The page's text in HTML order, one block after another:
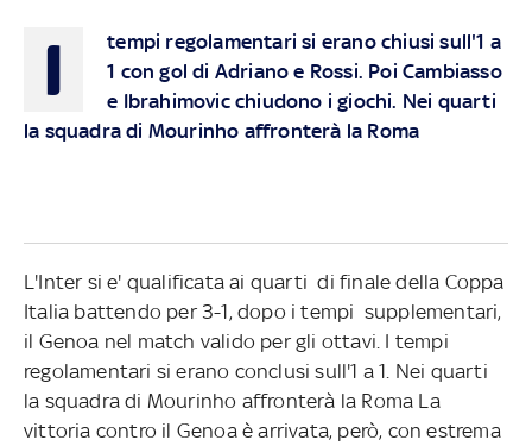
I
tempi regolamentari si erano chiusi sull'1 a
1 con gol di Adriano e Rossi. Poi Cambiasso
e Ibrahimovic chiudono i giochi. Nei quarti
la squadra di Mourinho affronterà la Roma
L'Inter si e' qualificata ai quarti di finale della Coppa
Italia battendo per 3-1, dopo i tempi supplementari,
il Genoa nel match valido per gli ottavi. I tempi
regolamentari si erano conclusi sull'1 a 1. Nei quarti
la squadra di Mourinho affronterà la Roma La
vittoria contro il Genoa è arrivata, però, con estrema